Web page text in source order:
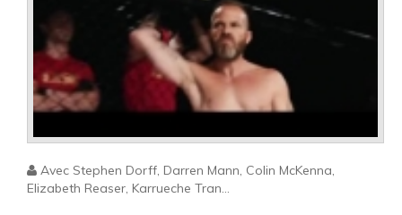
Avec Stephen Dorff, Darren Mann, Colin McKenna,
Elizabeth Reaser, Karrueche Tran...